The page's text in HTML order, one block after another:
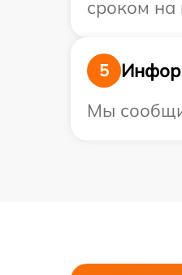
сроком на
5
Мы